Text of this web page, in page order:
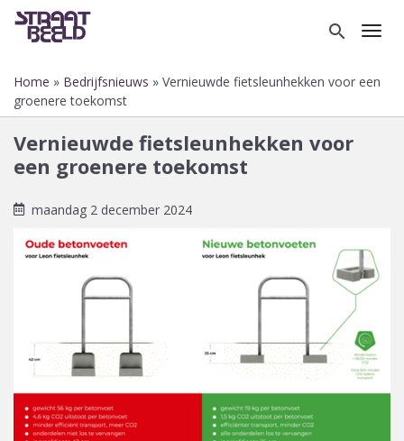
Overslaan
inhoud
gaan
search
Kruimelpad
Home Bedrijfsnieuws
Vernieuwde fietsleunhekken voor een
groenere toekomst
Vernieuwde fietsleunhekken voor
een groenere toekomst
maandag 2 december 2024